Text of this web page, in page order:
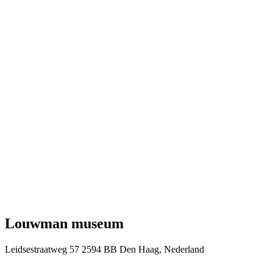
Louwman museum
Leidsestraatweg 57 2594 BB Den Haag, Nederland